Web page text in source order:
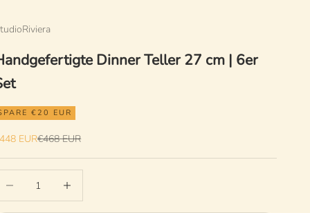
Dinner Teller 27 cm | 6er
€20 EUR
EURRegulärer Preis
€468 EUR